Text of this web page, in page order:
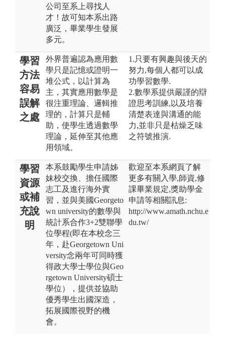
公司至系上尋找人
才！故可知本系出路
廣泛，畢業學生發展
多元。
學習
方法
容易
誤解
之處
外界普遍認為應用數
學只是記憶或證明一
堆公式，以計算為
主，其實應用數學是
很注重理論、邏輯推
理的，計算只是輔
助，使學生透過數學
理論，延伸至其他應
用領域。
1.只要有興趣與後天的
努力,每個人都可以成
功學習數學.
2.數學系提供嚴謹的辯
證思考訓練,以及培養
清楚表達與溝通的能
力,並非只是枯燥乏味
之符號推演.
學習
資源
或補
充說
明
本系鼓勵學生申請姊
妹校交換、擔任國際
志工及進行海外實
習，並與美國Georgeto
wn university的數學與
統計系合作3+2雙聯學
位學程(即在本校念三
年，赴Georgetown Uni
versity念兩年可同時獲
得政大學士學位與Geo
rgetown University碩士
學位），提供並協助
優秀學生出國深造，
拓展國際視野的機
會。
歡迎至本系網頁了解
更多有關入學,師資,修
課畢業規定,獎助學金
申請等相關訊息:
http://www.amath.nchu.e
du.tw/